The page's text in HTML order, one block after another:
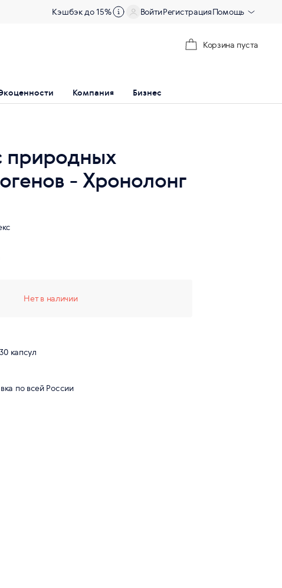
Кэшбэк до 15% ВойтиРегистрацияПомощь
Корзина пуста
Компания Бизнес
природных
- Хронолонг
Нет в наличии
30 капсул
по всей России